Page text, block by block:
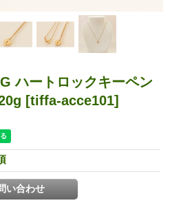
ハートロックキーペン
[tiffa-acce101]